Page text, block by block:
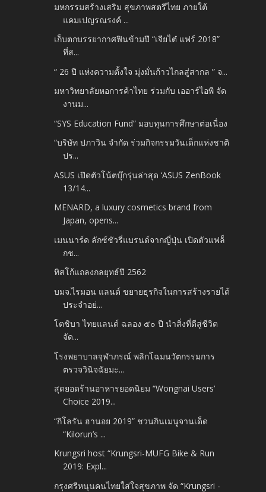
มหกรรมสร้างเสริม สุขภาพสตรีไทย ภายใต้
แคมเปญรณรงค์ ...
เก็บตกบรรยากาศฟินข้ามปี “เจียไต๋ แฟร์ 2018”
ที่ส...
“ 26 ปี แห่งความตั้งใจ มุ่งมั่นก้าวไกลสู่สากล ” จ...
มหาวิทยาลัยหอการค้าไทย ร่วมกับ เออาร์ไอพี จัด
งานม...
“SYS Education Fund” มอบทุนการศึกษาต่อเนื่อง
“บริษัท ปภาวิน จำกัด ร่วมกิจกรรมวันเด็กแห่งชาติ
ปร...
ASUS เปิดตัวโน้ตบุ๊กรุ่นล่าสุด ‘ASUS ZenBook
13/14...
MENARD, a luxury cosmetics brand from
Japan, opens...
เมนนาร์ด ลักซ์ชัวรี่แบรนด์จากญี่ปุ่น เปิดตัวแฟล็
กช...
ทิสโก้แถลงกลยุทธ์ปี 2562
บมจ.ไรมอน แลนด์ ขยายธุรกิจในการสร้างรายได้
ประจำอย่...
โตชิบา ไทยแลนด์ ฉลอง ๕๐ ปี นำสิ่งที่ดีสู่ชีวิต
จัด...
โรงพยาบาลจุฬาภรณ์ พลิกโฉมนวัตกรรมการ
ตรวจวินิจฉัยมะ...
สุดยอดร้านอาหารยอดนิยม “Wongnai Users’
Choice 2019...
“กิโลรัน ฮานอย 2019” ชวนกินเมนูจานเด็ด
“Kilorun’s ...
Krungsri host “Krungsri-MUFG Bike & Run
2019: Expl...
กรุงศรีหนุนคนไทยใส่ใจสุขภาพ จัด “Krungsri -